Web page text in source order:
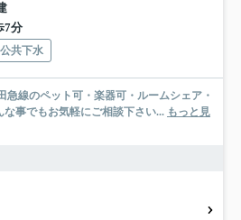
7分
公共下水
線のペット可・楽器可・ルームシェア・
事でもお気軽にご相談下さい... もっと見